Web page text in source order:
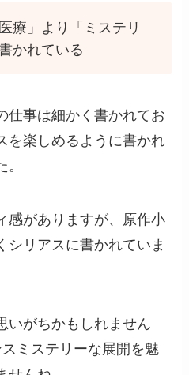
療」より「ミステリ
かれている
仕事は細かく書かれてお
を楽しめるように書かれ
感がありますが、原作小
シリアスに書かれていま
いがちかもしれません
ミステリーな展開を魅